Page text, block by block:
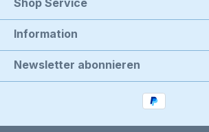
Shop Service
Information
Newsletter abonnieren